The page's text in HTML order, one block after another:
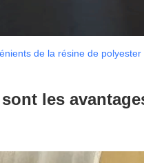
de la résine de polyester
les